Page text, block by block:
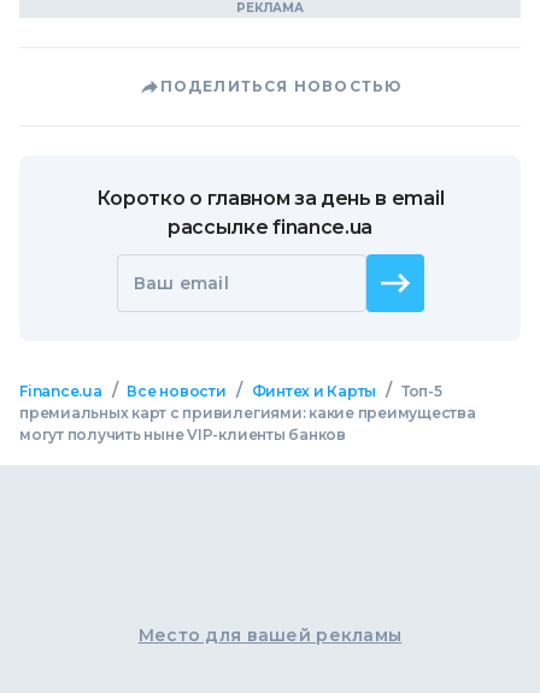
ПОДЕЛИТЬСЯ НОВОСТЬЮ
Коротко о главном за день в email
рассылке finance.ua
Ваш email
Finance.ua / Все новости / Финтех и Карты / Топ-5
премиальных карт с привилегиями: какие преимущества
могут получить ныне VIP-клиенты банков
Место для вашей рекламы